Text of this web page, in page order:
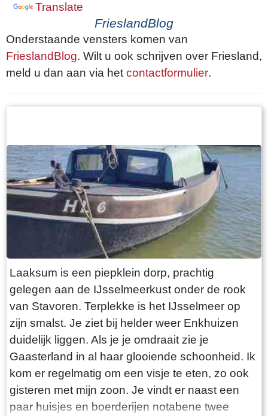
Translate
FrieslandBlog
Onderstaande vensters komen van
FrieslandBlog. Wilt u ook schrijven over Friesland,
meld u dan aan via het contactformulier.
Laaksum is een piepklein dorp, prachtig
gelegen aan de IJsselmeerkust onder de rook
van Stavoren. Terplekke is het IJsselmeer op
zijn smalst. Je ziet bij helder weer Enkhuizen
duidelijk liggen. Als je je omdraait zie je
Gaasterland in al haar glooiende schoonheid. Ik
kom er regelmatig om een visje te eten, zo ook
gisteren met mijn zoon. Je vindt er naast een
paar huisjes en boerderijen notabene twee